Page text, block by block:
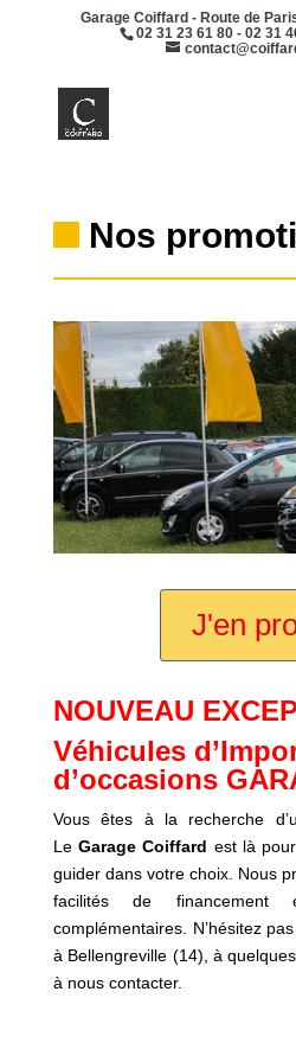
Garage Coiffard - Route de
02 31 23 61 80 - 02 31
Nos
J'en
NOUVEAU
Véhicules
d’occasions
Vous êtes à la recherche
LeGarage Coiffard est là
guider dans votre choix. Nous
facilités de financement
complémentaires. N’hésitez
à Bellengreville (14), à
à nous contacter.